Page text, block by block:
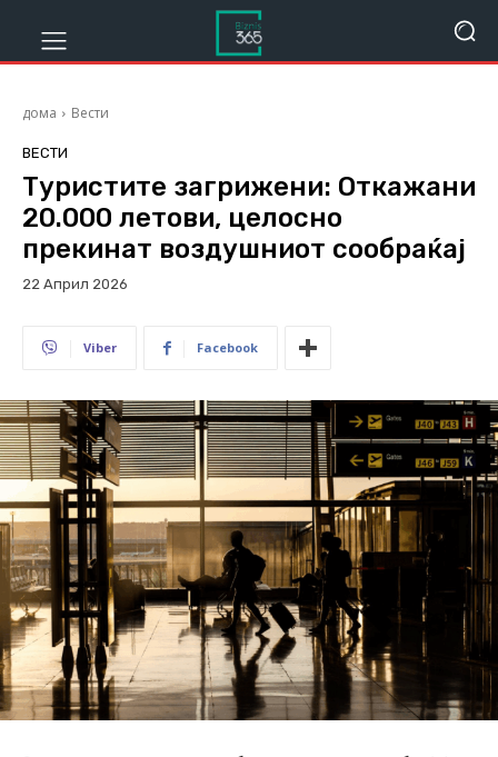
дома Вести
ВЕСТИ
Туристите загрижени: Откажани
20.000 летови, целосно
прекинат воздушниот сообраќај
22 Април 2026
Viber Facebook